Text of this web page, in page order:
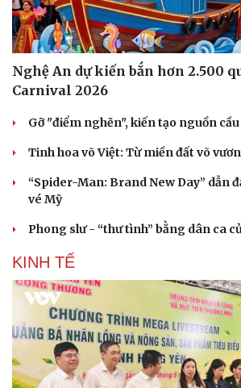
Sức khỏe
Dinh dưỡng - món ngon
Cây thuốc
Sản phụ khoa
Đời sống
Nhà đẹp
Blog
Tình
Nghệ An dự kiến bắn hơn 2.500
Carnival 2026
Gỡ "điểm nghẽn", kiến tạo nguồn
Tinh hoa võ Việt: Từ miền đất võ
“Spider-Man: Brand New Day” dẫn
vé Mỹ
Phong slư - “thư tình” bằng dân ca
KINH TẾ